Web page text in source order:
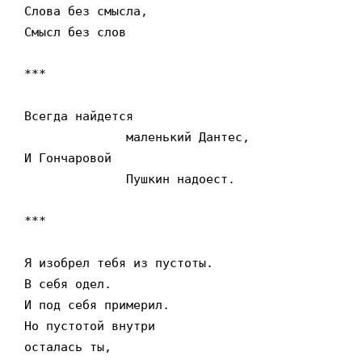
Слова без смысла,
Смысл без слов
***
Всегда найдется
И Гончаровой
***
Я изобрел тебя из пустоты.
В себя одел.
И под себя примерил.
Но пустотой внутри
осталась ты,